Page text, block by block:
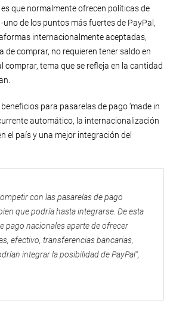
que normalmente ofrecen políticas de
de los puntos más fuertes de PayPal,
internacionalmente aceptadas,
de comprar, no requieren tener saldo en
comprar, tema que se refleja en la cantidad
para pasarelas de pago ‘made in
automático, la internacionalización
el país y una mejor integración del
con las pasarelas de pago
que podría hasta integrarse. De esta
pago nacionales aparte de ofrecer
efectivo, transferencias bancarias,
integrar la posibilidad de PayPal”,